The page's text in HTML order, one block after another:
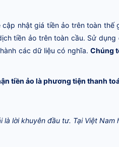
cập nhật giá tiền ảo trên toàn thế
tiền ảo trên toàn cầu. Sử
các dữ liệu có nghĩa. Chúng
tiền ảo là phương tiện thanh
là lời khuyên đầu tư. Tại Việt